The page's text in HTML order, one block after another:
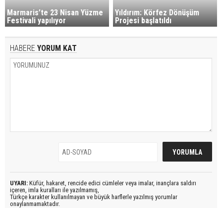
Marmaris’te 23 Nisan Yüzme
Festivali yapılıyor
Yıldırım: Körfez Dönüşüm
Projesi başlatıldı
HABERE YORUM KAT
UYARI: Küfür, hakaret, rencide edici cümleler veya imalar, inançlara saldırı
içeren, imla kuralları ile yazılmamış,
Türkçe karakter kullanılmayan ve büyük harflerle yazılmış yorumlar
onaylanmamaktadır.